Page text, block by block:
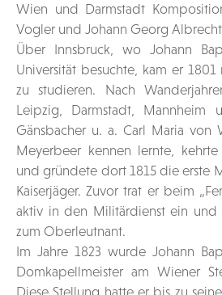
Wien und Darmstadt
Vogler und Johann Georg
Über Innsbruck, wo Johann
Universität besuchte, kam er
zu studieren. Nach
Leipzig, Darmstadt, Mannheim
Gänsbacher u. a. Carl Maria
Meyerbeer kennen lernte,
und gründete dort 1815 die erste
Kaiserjäger. Zuvor trat er beim
aktiv in den Militärdienst ein
zum Oberleutnant.
Im Jahre 1823 wurde Johann
Domkapellmeister am Wiener